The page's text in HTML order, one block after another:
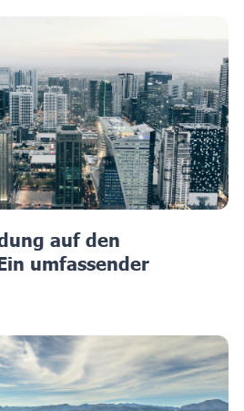
auf den
umfassender